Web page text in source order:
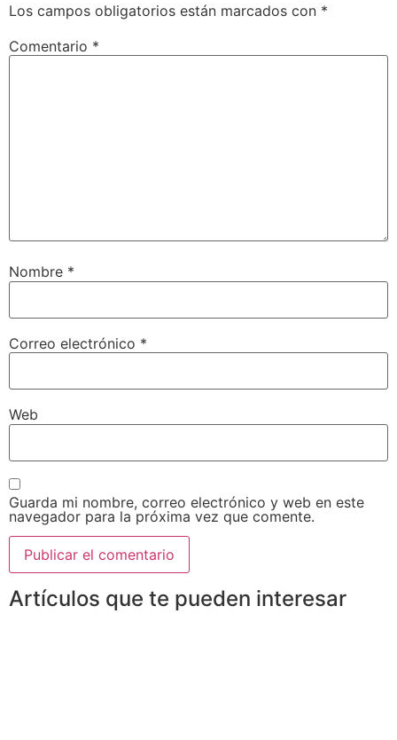
Los campos obligatorios están marcados con *
Comentario *
Nombre *
Correo electrónico *
Web
Guarda mi nombre, correo electrónico y web en este
navegador para la próxima vez que comente.
Artículos que te pueden interesar